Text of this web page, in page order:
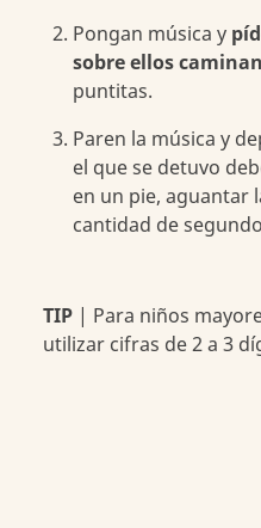
Pongan música y
sobre ellos
puntitas.
Paren la música y
el que se detuvo
en un pie, aguantar
cantidad de
TIP| Para niños
utilizar cifras de 2 a 3